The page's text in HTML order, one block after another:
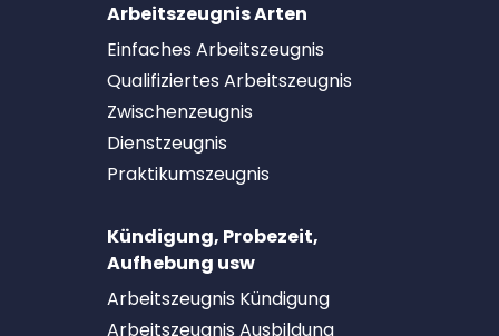
Arbeitszeugnis Arten
Einfaches Arbeitszeugnis
Qualifiziertes Arbeitszeugnis
Zwischenzeugnis
Dienstzeugnis
Praktikumszeugnis
Kündigung, Probezeit,
Aufhebung usw
Arbeitszeugnis Kündigung
Arbeitszeugnis Ausbildung